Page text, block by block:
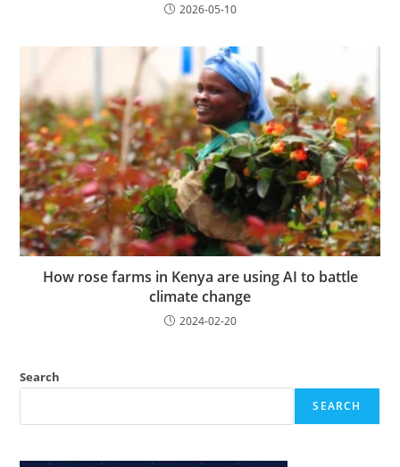
2026-05-10
How rose farms in Kenya are using AI to battle
climate change
2024-02-20
Search
SEARCH